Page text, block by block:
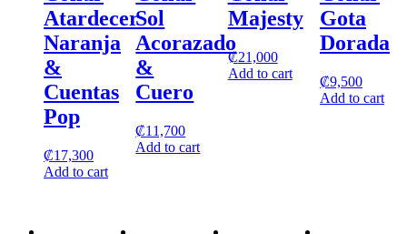
page
Atardecer
Naranja
&
Cuentas
Pop
₡17,300
Add to cart
Sol
Acorazado
&
Cuero
₡11,700
Add to cart
Majesty
₡21,000
Add to cart
Gota
Dorada
₡9,500
Add to cart